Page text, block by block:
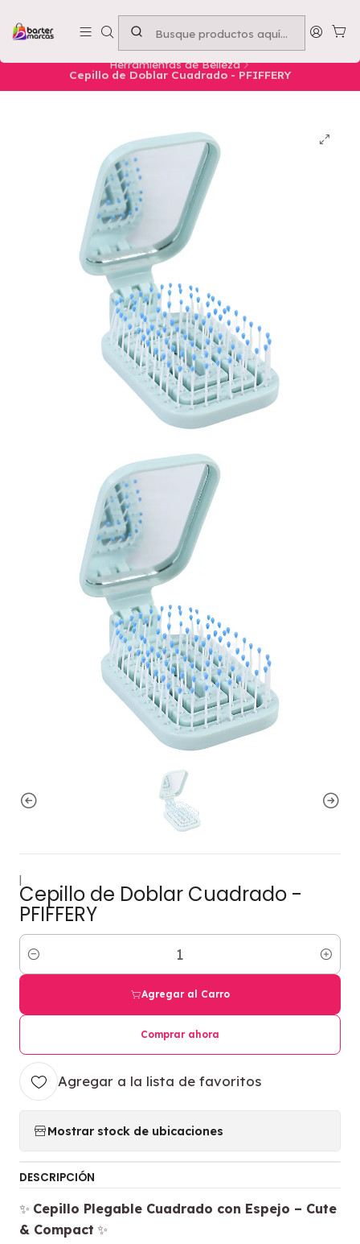
Emprende con nosotros -Compra mínima $50.000
Nuestros Productos Belleza
Herramientas de Belleza
Cepillo de Doblar Cuadrado - PFIFFERY
|
Cepillo de Doblar Cuadrado -
PFIFFERY
Cantidad
Agregar al Carro
Comprar ahora
Agregar a la lista de favoritos
Mostrar stock de ubicaciones
DESCRIPCIÓN
✨ Cepillo Plegable Cuadrado con Espejo – Cute
& Compact ✨